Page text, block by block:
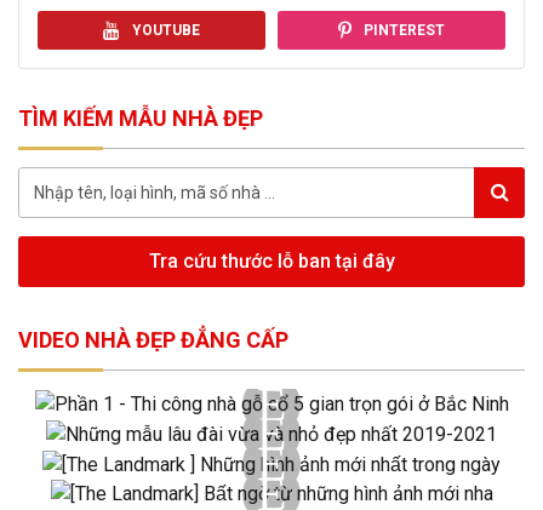
YOUTUBE PINTEREST
TÌM KIẾM MẪU NHÀ ĐẸP
Tra cứu thước lỗ ban tại đây
VIDEO NHÀ ĐẸP ĐẲNG CẤP